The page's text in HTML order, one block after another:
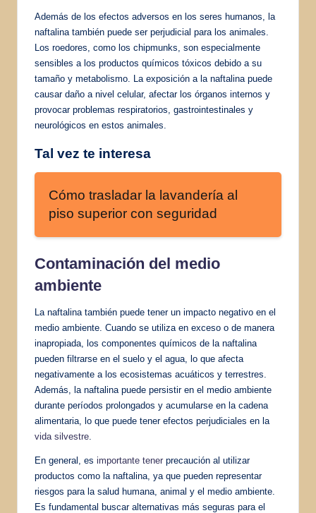
Además de los efectos adversos en los seres humanos, la
naftalina también puede ser perjudicial para los animales.
Los roedores, como los chipmunks, son especialmente
sensibles a los productos químicos tóxicos debido a su
tamaño y metabolismo. La exposición a la naftalina puede
causar daño a nivel celular, afectar los órganos internos y
provocar problemas respiratorios, gastrointestinales y
neurológicos en estos animales.
Tal vez te interesa
Cómo trasladar la lavandería al
piso superior con seguridad
Contaminación del medio
ambiente
La naftalina también puede tener un impacto negativo en el
medio ambiente. Cuando se utiliza en exceso o de manera
inapropiada, los componentes químicos de la naftalina
pueden filtrarse en el suelo y el agua, lo que afecta
negativamente a los ecosistemas acuáticos y terrestres.
Además, la naftalina puede persistir en el medio ambiente
durante períodos prolongados y acumularse en la cadena
alimentaria, lo que puede tener efectos perjudiciales en la
vida silvestre
En general, es importante tener precaución al utilizar
productos como la naftalina, ya que pueden representar
riesgos para la salud humana, animal y el medio ambiente.
Es fundamental buscar alternativas más seguras para el